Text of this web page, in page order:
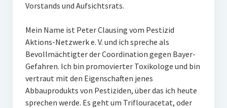
Vorstands und Aufsichtsrats.
Mein Name ist Peter Clausing vom Pestizid
Aktions-Netzwerk e. V. und ich spreche als
Bevollmächtigter der Coordination gegen Bayer-
Gefahren. Ich bin promovierter Toxikologe und bin
vertraut mit den Eigenschaften jenes
Abbauprodukts von Pestiziden, über das ich heute
sprechen werde. Es geht um Triflouracetat, oder